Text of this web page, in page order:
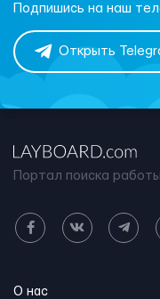
Подпишись на наш
Открыть
Портал поиска
О нас